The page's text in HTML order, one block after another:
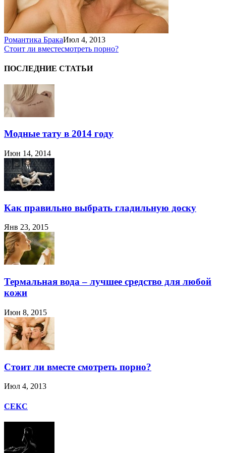
Романтика БракаИюл 4, 2013
Стоит ли вместесмотреть порно?
ПОСЛЕДНИЕ СТАТЬИ
Модные тату в 2014 году
Июн 14, 2014
Как правильно выбрать гладильную доску
Янв 23, 2015
Термальная вода – лучшее средство для любой
кожи
Июн 8, 2015
Стоит ли вместе смотреть порно?
Июл 4, 2013
СЕКС